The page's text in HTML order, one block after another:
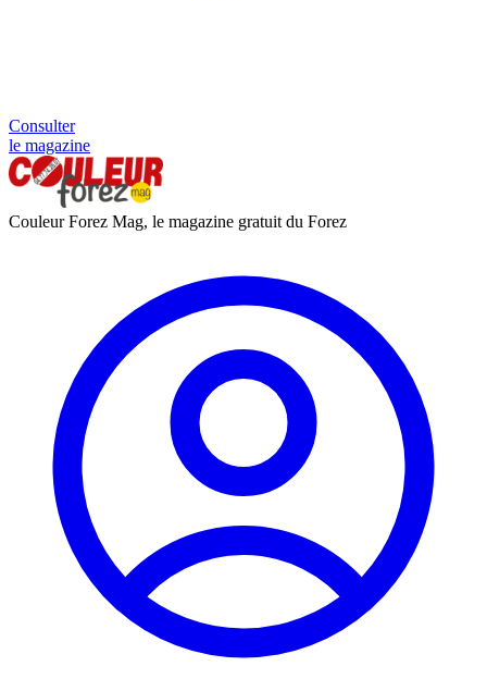
Consulter
le magazine
Couleur Forez Mag, le magazine gratuit du Forez